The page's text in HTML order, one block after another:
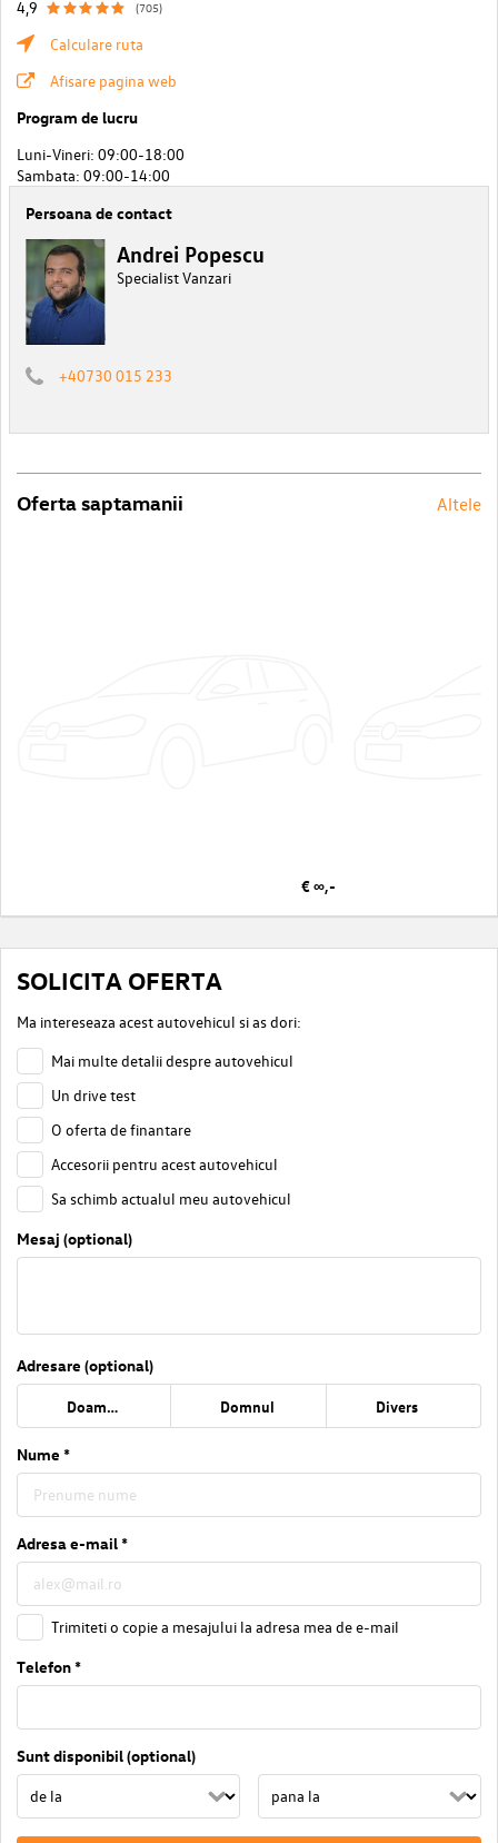
4,9 (705)
Calculare ruta
Afisare pagina web
Program de lucru
Luni-Vineri: 09:00-18:00
Sambata: 09:00-14:00
Persoana de contact
Andrei Popescu
Specialist Vanzari
+40730 015 233
Oferta saptamanii Altele
€ ∞,-
SOLICITA OFERTA
Ma intereseaza acest autovehicul si as dori:
Mai multe detalii despre autovehicul
Un drive test
O oferta de finantare
Accesorii pentru acest autovehicul
Sa schimb actualul meu autovehicul
Mesaj (optional)
Adresare (optional)
Doamna Domnul Divers
Nume *
Adresa e-mail *
Trimiteti o copie a mesajului la adresa mea de e-mail
Telefon *
Sunt disponibil (optional)